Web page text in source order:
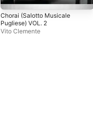
Chorai (Salotto Musicale
Pugliese) VOL. 2
Vito Clemente